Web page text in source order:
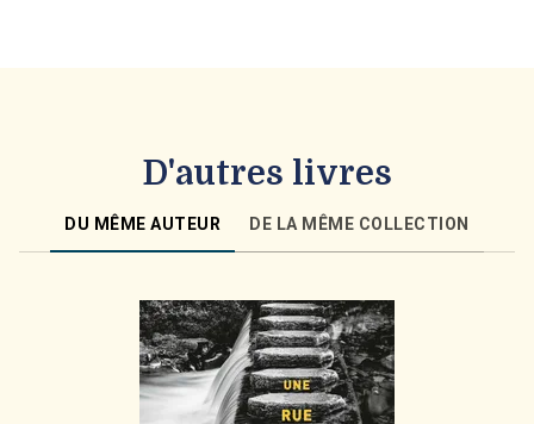
D'autres livres
DU MÊME AUTEUR DE LA MÊME COLLECTION